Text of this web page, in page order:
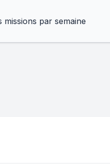
missions par semaine